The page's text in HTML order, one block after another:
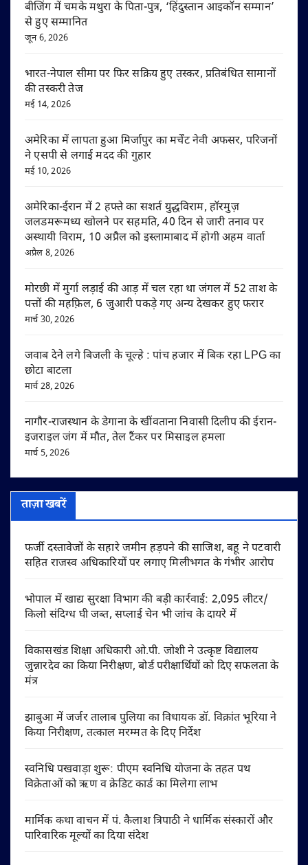
बीजिंग में चमके मथुरा के पिता-पुत्र, ‘हिंदुस्तान आइकॉन सम्मान’
से हुए सम्मानित
जून 6, 2026
भारत-नेपाल सीमा पर फिर सक्रिय हुए तस्कर, प्रतिबंधित सामानों
की तस्करी तेज
मई 14, 2026
अमेरिका में लापता हुआ मिर्जापुर का मर्चेंट नेवी अफसर, परिजनों
ने एसपी से लगाई मदद की गुहार
मई 10, 2026
अमेरिका-ईरान में 2 हफ्ते का सशर्त युद्धविराम, हॉरमुज़
जलडमरूमध्य खोलने पर सहमति, 40 दिन से जारी तनाव पर
अस्थायी विराम, 10 अप्रैल को इस्लामाबाद में होगी अहम वार्ता
अप्रैल 8, 2026
मोरछी में मुर्गा लड़ाई की आड़ में चल रहा था जंगल में 52 ताश के
पत्तों की महफ़िल, 6 जुआरी पकड़े गए अन्य देखकर हुए फरार
मार्च 30, 2026
जवाब देने लगे बिजली के चूल्हे : पांच हजार में बिक रहा LPG का
छोटा बाटला
मार्च 28, 2026
नागौर-राजस्थान के डेगाना के खींवताना निवासी दिलीप की ईरान-
इजराइल जंग में मौत, तेल टैंकर पर मिसाइल हमला
मार्च 5, 2026
ताज़ा खबरें
फर्जी दस्तावेजों के सहारे जमीन हड़पने की साजिश, बहू ने पटवारी
सहित राजस्व अधिकारियों पर लगाए मिलीभगत के गंभीर आरोप
भोपाल में खाद्य सुरक्षा विभाग की बड़ी कार्रवाई: 2,095 लीटर/
किलो संदिग्ध घी जब्त, सप्लाई चेन भी जांच के दायरे में
विकासखंड शिक्षा अधिकारी ओ.पी. जोशी ने उत्कृष्ट विद्यालय
जुन्नारदेव का किया निरीक्षण, बोर्ड परीक्षार्थियों को दिए सफलता के
मंत्र
झाबुआ में जर्जर तालाब पुलिया का विधायक डॉ. विक्रांत भूरिया ने
किया निरीक्षण, तत्काल मरम्मत के दिए निर्देश
स्वनिधि पखवाड़ा शुरू: पीएम स्वनिधि योजना के तहत पथ
विक्रेताओं को ऋण व क्रेडिट कार्ड का मिलेगा लाभ
मार्मिक कथा वाचन में पं. कैलाश त्रिपाठी ने धार्मिक संस्कारों और
पारिवारिक मूल्यों का दिया संदेश